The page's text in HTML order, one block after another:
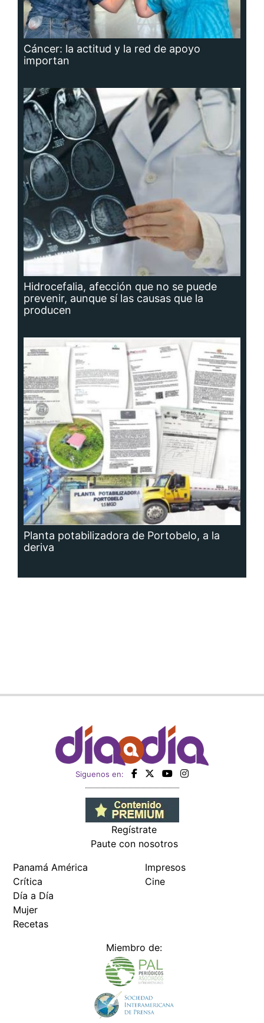
Cáncer: la actitud y la red de apoyo
importan
Hidrocefalia, afección que no se puede
prevenir, aunque sí las causas que la
producen
Planta potabilizadora de Portobelo, a la
deriva
Siguenos en:
Regístrate
Paute con nosotros
Panamá América
Crítica
Día a Día
Mujer
Recetas
Impresos
Cine
Miembro de: